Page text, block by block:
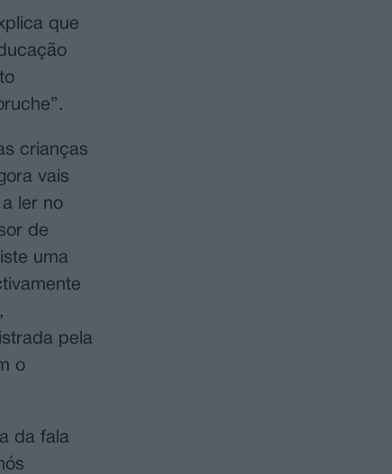
que
crianças
vais
ler no
de
uma
pela
o
da fala